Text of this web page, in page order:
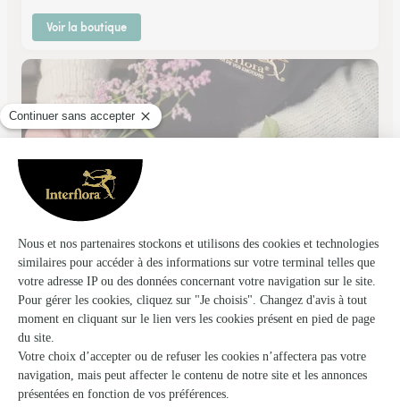
Voir la boutique
Le Jardin des Fleurs
Laxou
★★★★★4.5 (11)
5 allée de la cascade
Voir la boutique